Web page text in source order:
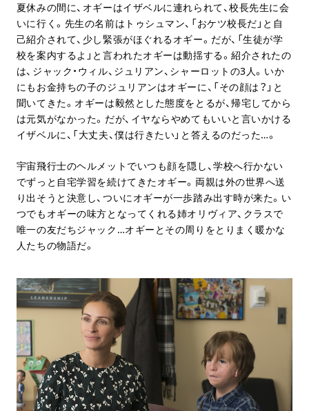
夏休みの間に、オギーはイザベルに連れられて、校長先生に会
いに行く。先生の名前はトゥシュマン、「おケツ校長だ」と自
己紹介されて、少し緊張がほぐれるオギー。だが、「生徒が学
校を案内するよ」と言われたオギーは動揺する。紹介されたの
は、ジャック・ウィル、ジュリアン、シャーロットの3人。いか
にもお金持ちの子のジュリアンはオギーに、「その顔は？」と
聞いてきた。オギーは毅然とした態度をとるが、帰宅してから
は元気がなかった。だが、イヤならやめてもいいと言いかける
イザベルに、「大丈夫、僕は行きたい」と答えるのだった…。
宇宙飛行士のヘルメットでいつも顔を隠し、学校へ行かない
でずっと自宅学習を続けてきたオギー。両親は外の世界へ送
り出そうと決意し、ついにオギーが一歩踏み出す時が来た。い
つでもオギーの味方となってくれる姉オリヴィア、クラスで
唯一の友だちジャック…オギーとその周りをとりまく暖かな
人たちの物語だ。